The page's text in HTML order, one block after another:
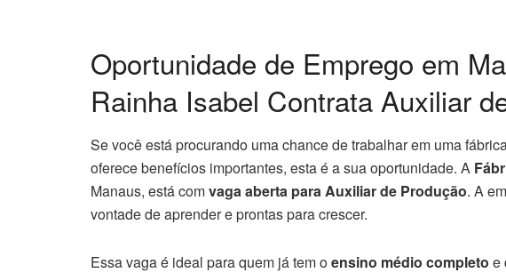
Oportunidade de Emprego em
Rainha Isabel Contrata Auxiliar
Se você está procurando uma chance de trabalhar em uma
oferece benefícios importantes, esta é a sua oportunidade. A
Manaus, está comvaga aberta para Auxiliar de Produção. A
vontade de aprender e prontas para crescer.
Essa vaga é ideal para quem já tem oensino médio completo e